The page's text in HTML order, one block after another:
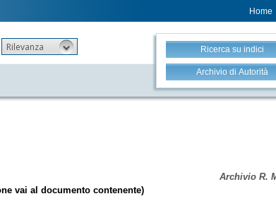
Home
Rilevanza Ricerca su indici
Archivio di Autorità